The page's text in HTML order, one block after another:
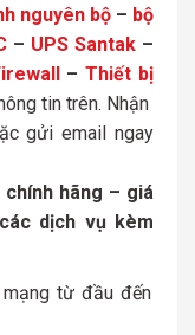
nguyên bộ– bộ
– UPS Santak–
–Thiết bị
tin trên. Nhận
gửi email ngay
chính hãng – giá
dịch vụ kèm
từ đầu đến